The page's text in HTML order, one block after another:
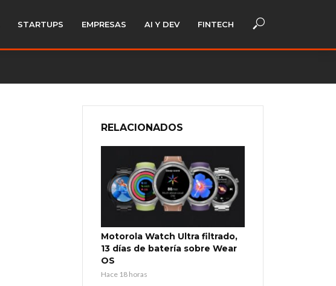
STARTUPS EMPRESAS AI Y DEV FINTECH
RELACIONADOS
Motorola Watch Ultra filtrado,
13 días de batería sobre Wear
OS
Hace 18 horas